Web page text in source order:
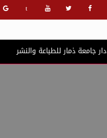
t
دار جامعة ذمار للطباعة والنشر